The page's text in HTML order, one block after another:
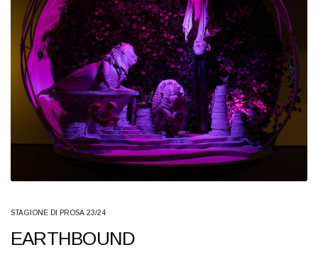
STAGIONE DI PROSA 23/24
EARTHBOUND